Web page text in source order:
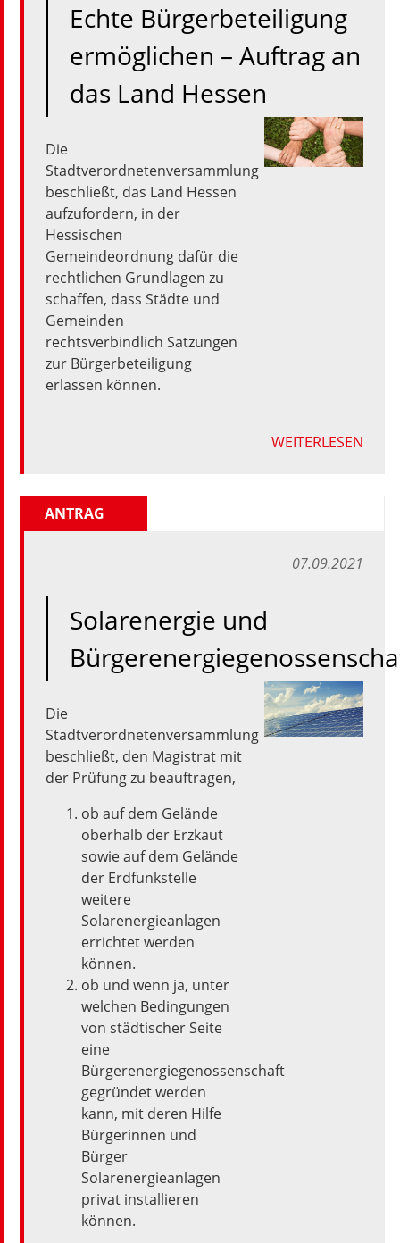
Echte Bürgerbeteiligung
ermöglichen – Auftrag an
das Land Hessen
Die
Stadtverordnetenversammlung
beschließt, das Land Hessen
aufzufordern, in der
Hessischen
Gemeindeordnung dafür die
rechtlichen Grundlagen zu
schaffen, dass Städte und
Gemeinden
rechtsverbindlich Satzungen
zur Bürgerbeteiligung
erlassen können.
WEITERLESEN
ANTRAG
07.09.2021
Solarenergie und
Die
Stadtverordnetenversammlung
beschließt, den Magistrat mit
der Prüfungzu beauftragen,
ob auf dem Gelände
oberhalb der Erzkaut
sowieauf dem Gelände
der Erdfunkstelle
weitere
Solarenergieanlagen
errichtetwerden
können.
ob und wenn ja, unter
welchen Bedingungen
von städtischerSeite
eine
Bürgerenergiegenossenschaft
gegründetwerden
kann, mit deren Hilfe
Bürgerinnen und
Bürger
Solarenergieanlagen
privat installieren
können.